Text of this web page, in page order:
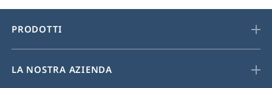
PRODOTTI
LA NOSTRA AZIENDA